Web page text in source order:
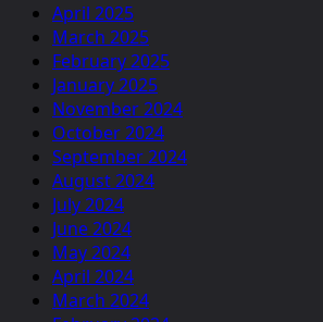
April 2025
March 2025
February 2025
January 2025
November 2024
October 2024
September 2024
August 2024
July 2024
June 2024
May 2024
April 2024
March 2024